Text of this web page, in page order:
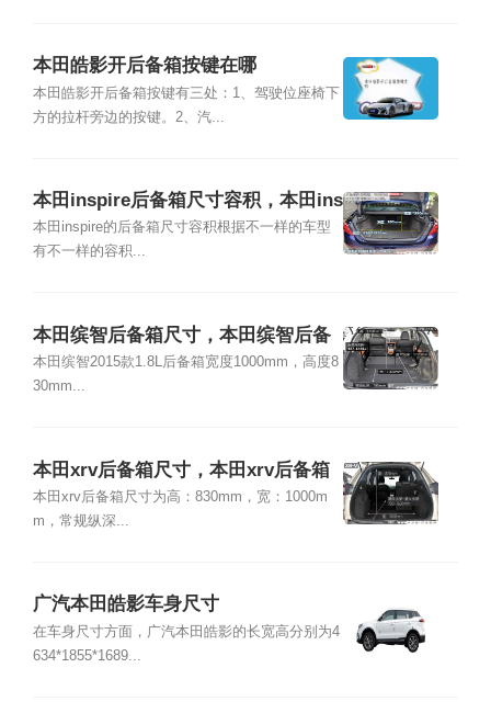
本田皓影开后备箱按键在哪
本田皓影开后备箱按键有三处：1、驾驶位座椅下
方的拉杆旁边的按键。2、汽...
本田inspire后备箱尺寸容积，本田ins
pire后备箱怎么开
本田inspire的后备箱尺寸容积根据不一样的车型
有不一样的容积...
本田缤智后备箱尺寸，本田缤智后备
箱怎么开
本田缤智2015款1.8L后备箱宽度1000mm，高度8
30mm...
本田xrv后备箱尺寸，本田xrv后备箱
怎么开
本田xrv后备箱尺寸为高：830mm，宽：1000m
m，常规纵深...
广汽本田皓影车身尺寸
在车身尺寸方面，广汽本田皓影的长宽高分别为4
634*1855*1689...